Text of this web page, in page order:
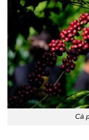
Cà